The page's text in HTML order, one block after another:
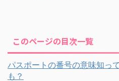
このページの目次一覧
パスポートの番号の意味知っ
も？